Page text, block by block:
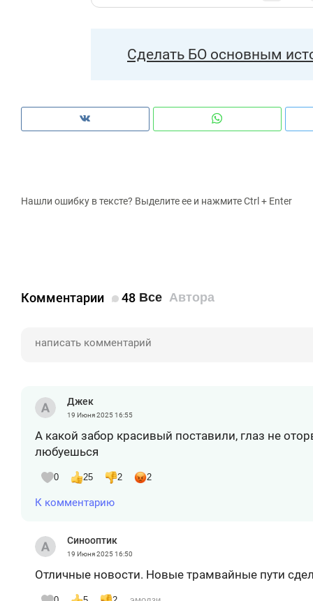
Сделать БО основным
Нашли ошибку в тексте? Выделите ее и нажмите Ctrl + Enter
Комментарии 48 Все Автора
Джек
19 Июня 202516:55
А какой забор красивый поставили, глаз не
любуешься
0 25 2 2
К комментарию
Синооптик
19 Июня 202516:50
Отличные новости. Новые трамвайные пути